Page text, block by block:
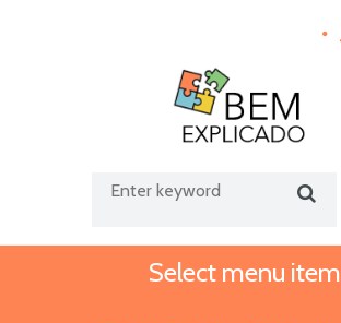
Select menu item